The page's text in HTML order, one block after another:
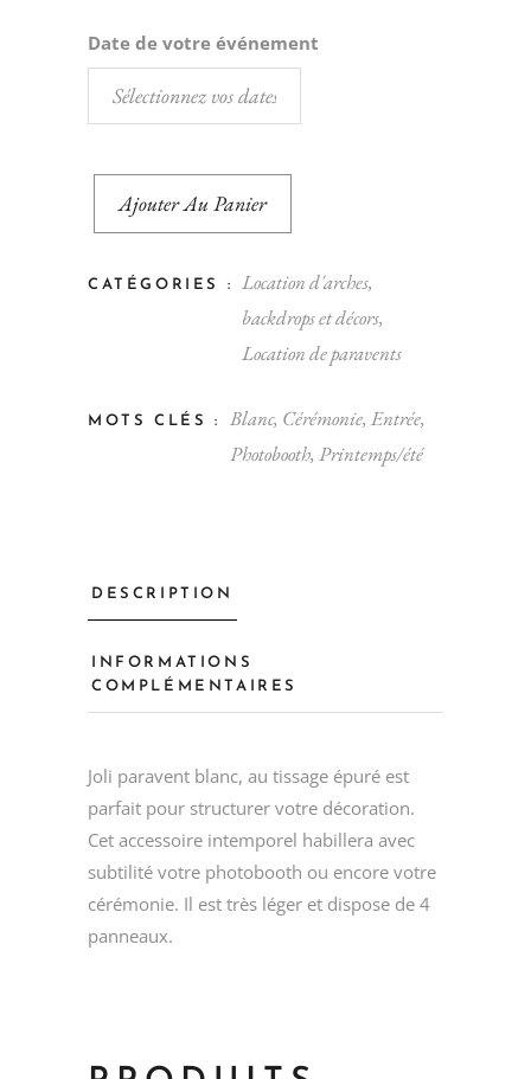
Date de votre événement
Ajouter Au Panier
CATÉGORIES :
Location d'arches,
backdrops et décors,
Location de paravents
MOTS CLÉS : Blanc, Cérémonie, Entrée,
Photobooth, Printemps/été
DESCRIPTION
INFORMATIONS
COMPLÉMENTAIRES
Joli paravent blanc, au tissage épuré est
parfait pour structurer votre décoration.
Cet accessoire intemporel habillera avec
subtilité votre photobooth ou encore votre
cérémonie. Il est très léger et dispose de 4
panneaux.